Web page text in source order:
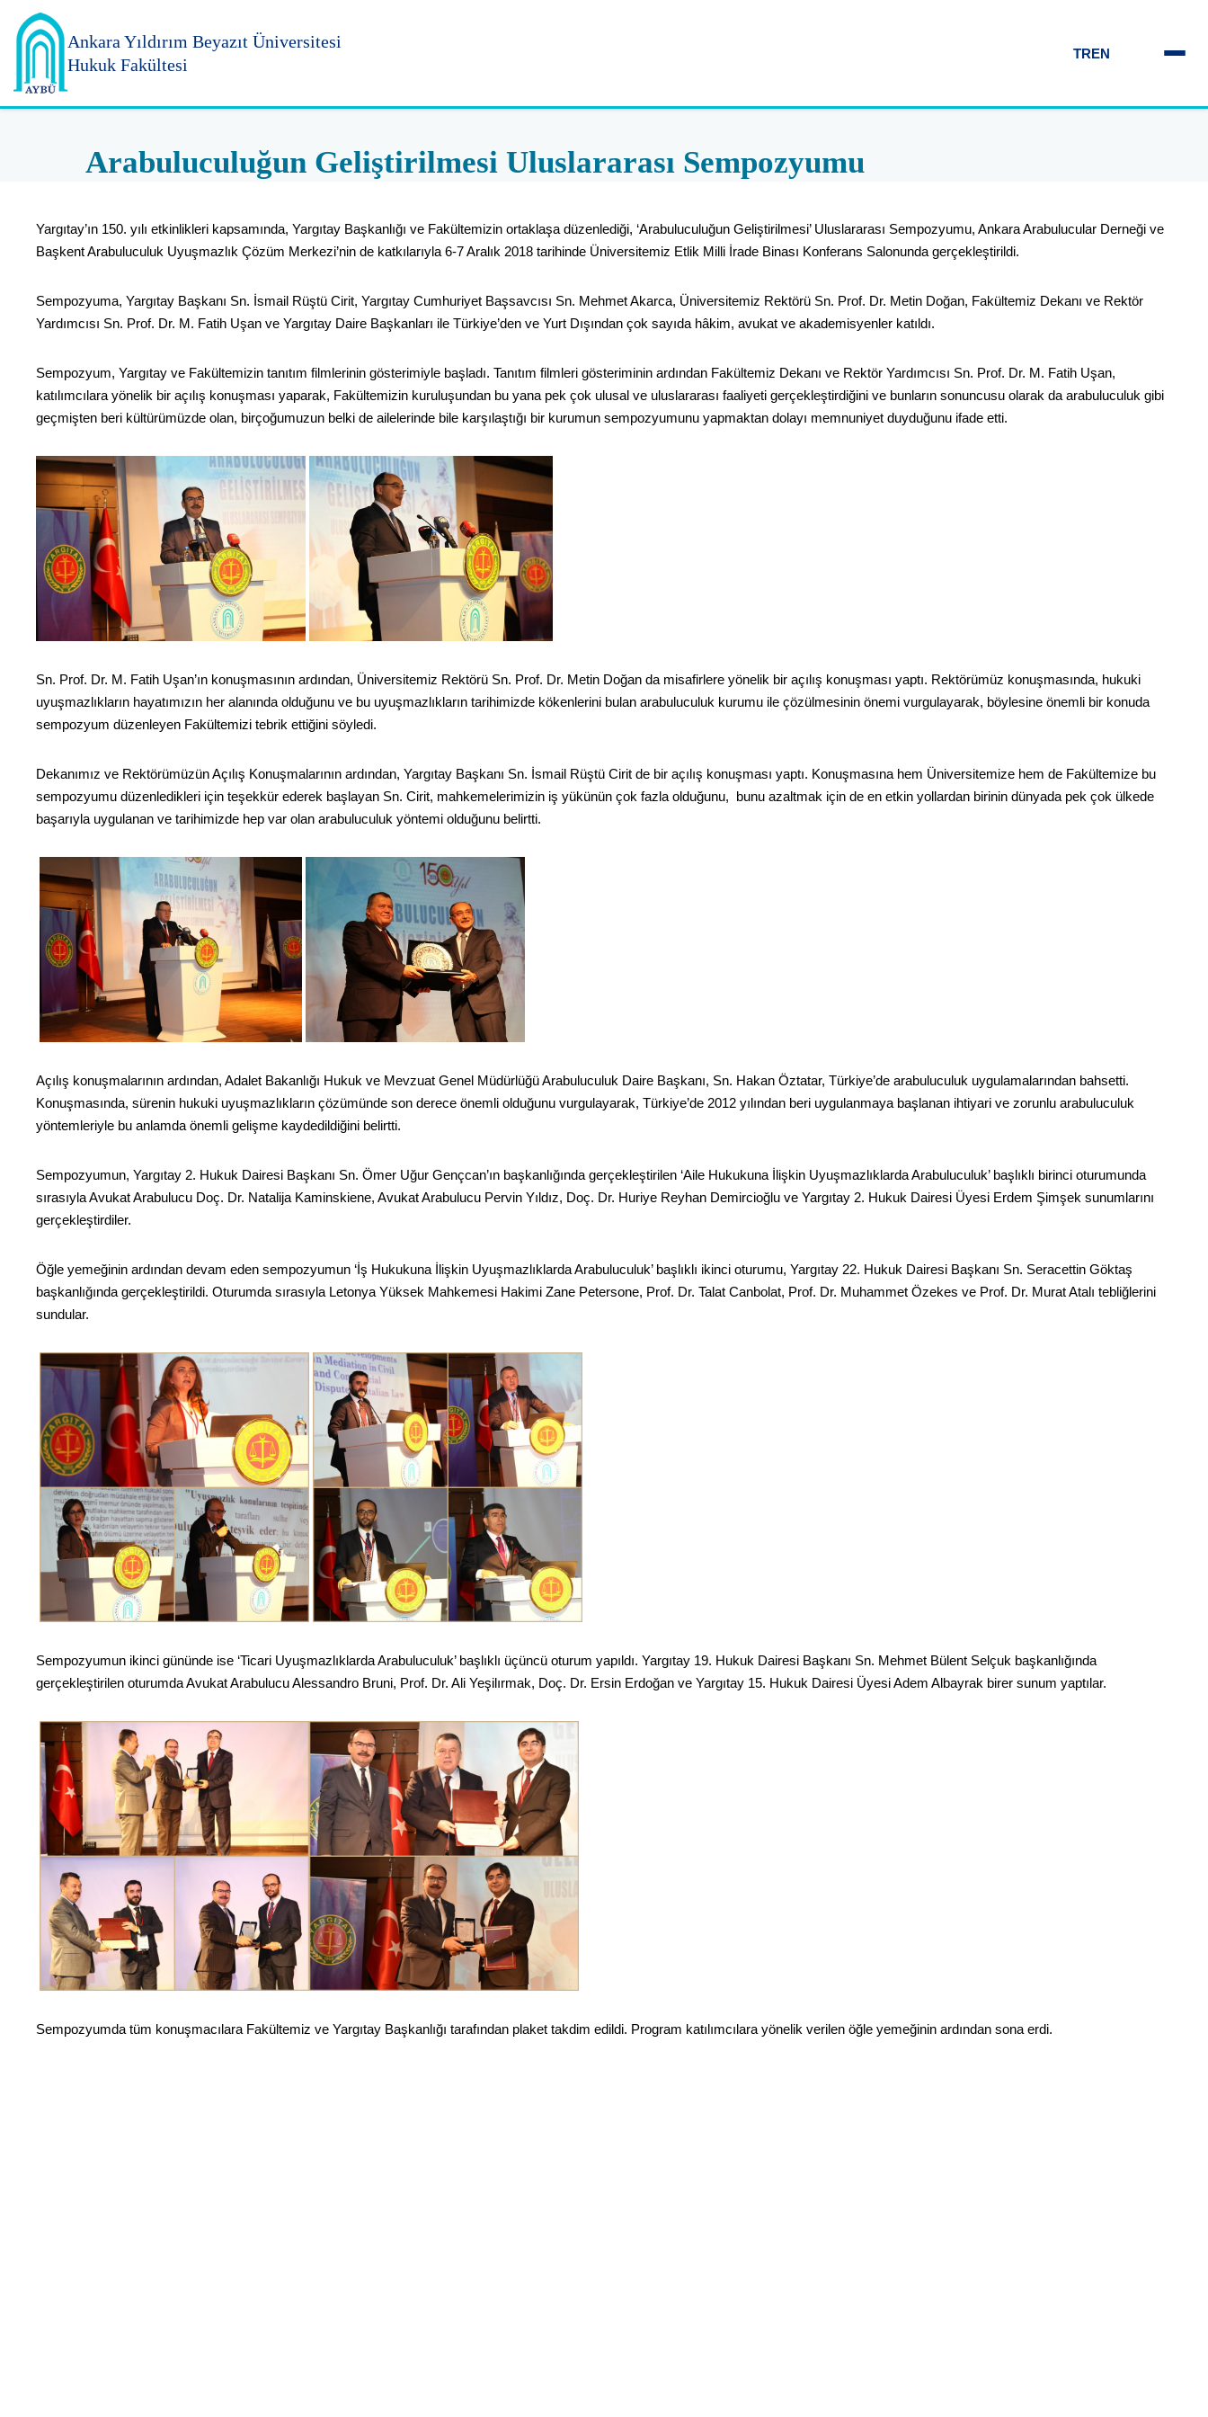
Ankara Yıldırım Beyazıt Üniversitesi
Hukuk Fakültesi
TREN
Arabuluculuğun Geliştirilmesi Uluslararası Sempozyumu
Yargıtay’ın 150. yılı etkinlikleri kapsamında, Yargıtay Başkanlığı ve Fakültemizin ortaklaşa düzenlediği, ‘Arabuluculuğun Geliştirilmesi’ Uluslararası Sempozyumu, Ankara Arabulucular Derneği ve
Başkent Arabuluculuk Uyuşmazlık Çözüm Merkezi’nin de katkılarıyla 6-7 Aralık 2018 tarihinde Üniversitemiz Etlik Milli İrade Binası Konferans Salonunda gerçekleştirildi.
Sempozyuma, Yargıtay Başkanı Sn. İsmail Rüştü Cirit, Yargıtay Cumhuriyet Başsavcısı Sn. Mehmet Akarca, Üniversitemiz Rektörü Sn. Prof. Dr. Metin Doğan, Fakültemiz Dekanı ve Rektör
Yardımcısı Sn. Prof. Dr. M. Fatih Uşan ve Yargıtay Daire Başkanları ile Türkiye’den ve Yurt Dışından çok sayıda hâkim, avukat ve akademisyenler katıldı.
Sempozyum, Yargıtay ve Fakültemizin tanıtım filmlerinin gösterimiyle başladı. Tanıtım filmleri gösteriminin ardından Fakültemiz Dekanı ve Rektör Yardımcısı Sn. Prof. Dr. M. Fatih Uşan,
katılımcılara yönelik bir açılış konuşması yaparak, Fakültemizin kuruluşundan bu yana pek çok ulusal ve uluslararası faaliyeti gerçekleştirdiğini ve bunların sonuncusu olarak da arabuluculuk gibi
geçmişten beri kültürümüzde olan, birçoğumuzun belki de ailelerinde bile karşılaştığı bir kurumun sempozyumunu yapmaktan dolayı memnuniyet duyduğunu ifade etti.
Sn. Prof. Dr. M. Fatih Uşan’ın konuşmasının ardından, Üniversitemiz Rektörü Sn. Prof. Dr. Metin Doğan da misafirlere yönelik bir açılış konuşması yaptı. Rektörümüz konuşmasında, hukuki
uyuşmazlıkların hayatımızın her alanında olduğunu ve bu uyuşmazlıkların tarihimizde kökenlerini bulan arabuluculuk kurumu ile çözülmesinin önemi vurgulayarak, böylesine önemli bir konuda
sempozyum düzenleyen Fakültemizi tebrik ettiğini söyledi.
Dekanımız ve Rektörümüzün Açılış Konuşmalarının ardından, Yargıtay Başkanı Sn. İsmail Rüştü Cirit de bir açılış konuşması yaptı. Konuşmasına hem Üniversitemize hem de Fakültemize bu
sempozyumu düzenledikleri için teşekkür ederek başlayan Sn. Cirit, mahkemelerimizin iş yükünün çok fazla olduğunu, bunu azaltmak için de en etkin yollardan birinin dünyada pek çok ülkede
başarıyla uygulanan ve tarihimizde hep var olan arabuluculuk yöntemi olduğunu belirtti.
Açılış konuşmalarının ardından, Adalet Bakanlığı Hukuk ve Mevzuat Genel Müdürlüğü Arabuluculuk Daire Başkanı, Sn. Hakan Öztatar, Türkiye’de arabuluculuk uygulamalarından bahsetti.
Konuşmasında, sürenin hukuki uyuşmazlıkların çözümünde son derece önemli olduğunu vurgulayarak, Türkiye’de 2012 yılından beri uygulanmaya başlanan ihtiyari ve zorunlu arabuluculuk
yöntemleriyle bu anlamda önemli gelişme kaydedildiğini belirtti.
Sempozyumun, Yargıtay 2. Hukuk Dairesi Başkanı Sn. Ömer Uğur Gençcan’ın başkanlığında gerçekleştirilen ‘Aile Hukukuna İlişkin Uyuşmazlıklarda Arabuluculuk’ başlıklı birinci oturumunda
sırasıyla Avukat Arabulucu Doç. Dr. Natalija Kaminskiene, Avukat Arabulucu Pervin Yıldız, Doç. Dr. Huriye Reyhan Demircioğlu ve Yargıtay 2. Hukuk Dairesi Üyesi Erdem Şimşek sunumlarını
gerçekleştirdiler.
Öğle yemeğinin ardından devam eden sempozyumun ‘İş Hukukuna İlişkin Uyuşmazlıklarda Arabuluculuk’ başlıklı ikinci oturumu, Yargıtay 22. Hukuk Dairesi Başkanı Sn. Seracettin Göktaş
başkanlığında gerçekleştirildi. Oturumda sırasıyla Letonya Yüksek Mahkemesi Hakimi Zane Petersone, Prof. Dr. Talat Canbolat, Prof. Dr. Muhammet Özekes ve Prof. Dr. Murat Atalı tebliğlerini
sundular.
Sempozyumun ikinci gününde ise ‘Ticari Uyuşmazlıklarda Arabuluculuk’ başlıklı üçüncü oturum yapıldı. Yargıtay 19. Hukuk Dairesi Başkanı Sn. Mehmet Bülent Selçuk başkanlığında
gerçekleştirilen oturumda Avukat Arabulucu Alessandro Bruni, Prof. Dr. Ali Yeşilırmak, Doç. Dr. Ersin Erdoğan ve Yargıtay 15. Hukuk Dairesi Üyesi Adem Albayrak birer sunum yaptılar.
Sempozyumda tüm konuşmacılara Fakültemiz ve Yargıtay Başkanlığı tarafından plaket takdim edildi. Program katılımcılara yönelik verilen öğle yemeğinin ardından sona erdi.